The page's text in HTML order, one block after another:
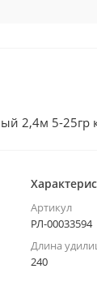
2,4м 5-25гр
Артикул
РЛ-00033594
Длина
240